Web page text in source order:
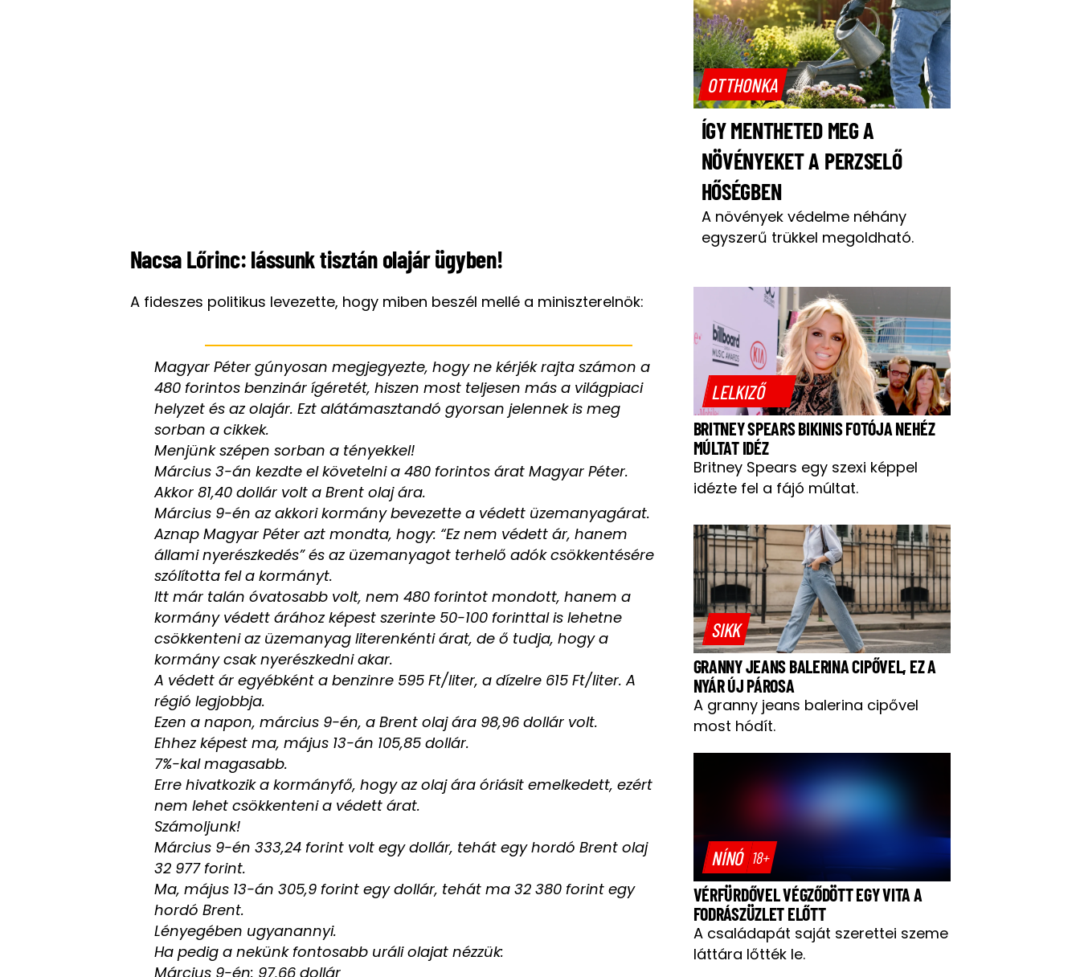
Nacsa Lőrinc: lássunk tisztán olajár ügyben!
A fideszes politikus levezette, hogy miben beszél mellé a miniszterelnök:
Magyar Péter gúnyosan megjegyezte, hogy ne kérjék rajta számon a
480 forintos benzinár ígéretét, hiszen most teljesen más a világpiaci
helyzet és az olajár. Ezt alátámasztandó gyorsan jelennek is meg
sorban a cikkek.
Menjünk szépen sorban a tényekkel!
Március 3-án kezdte el követelni a 480 forintos árat Magyar Péter.
Akkor 81,40 dollár volt a Brent olaj ára.
Március 9-én az akkori kormány bevezette a védett üzemanyagárat.
Aznap Magyar Péter azt mondta, hogy: “Ez nem védett ár, hanem
állami nyerészkedés” és az üzemanyagot terhelő adók csökkentésére
szólította fel a kormányt.
Itt már talán óvatosabb volt, nem 480 forintot mondott, hanem a
kormány védett árához képest szerinte 50-100 forinttal is lehetne
csökkenteni az üzemanyag literenkénti árat, de ő tudja, hogy a
kormány csak nyerészkedni akar.
A védett ár egyébként a benzinre 595 Ft/liter, a dízelre 615 Ft/liter. A
régió legjobbja.
Ezen a napon, március 9-én, a Brent olaj ára 98,96 dollár volt.
Ehhez képest ma, május 13-án 105,85 dollár.
7%-kal magasabb.
Erre hivatkozik a kormányfő, hogy az olaj ára óriásit emelkedett, ezért
nem lehet csökkenteni a védett árat.
Számoljunk!
Március 9-én 333,24 forint volt egy dollár, tehát egy hordó Brent olaj
32 977 forint.
Ma, május 13-án 305,9 forint egy dollár, tehát ma 32 380 forint egy
hordó Brent.
Lényegében ugyanannyi.
Ha pedig a nekünk fontosabb uráli olajat nézzük:
Március 9-én: 97,66 dollár
OTTHONKA
ÍGY MENTHETED MEG A
NÖVÉNYEKET A PERZSELŐ
HŐSÉGBEN
A növények védelme néhány
egyszerű trükkel megoldható.
LELKIZŐ
BRITNEY SPEARS BIKINIS FOTÓJA NEHÉZ
MÚLTAT IDÉZ
Britney Spears egy szexi képpel
idézte fel a fájó múltat.
SIKK
GRANNY JEANS BALERINA CIPŐVEL, EZ A
NYÁR ÚJ PÁROSA
A granny jeans balerina cipővel
most hódít.
NÍNÓ 18+
VÉRFÜRDŐVEL VÉGZŐDÖTT EGY VITA A
FODRÁSZÜZLET ELŐTT
A családapát saját szerettei szeme
láttára lőtték le.